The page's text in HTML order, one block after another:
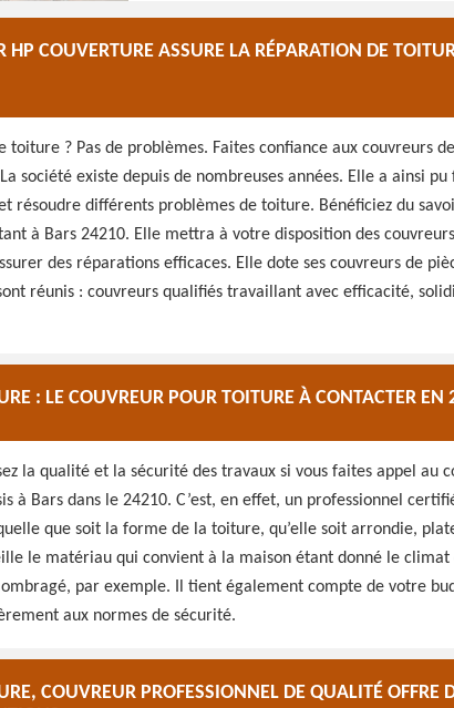
HP COUVERTURE ASSURE LA RÉPARATION DE
toiture ? Pas de problèmes. Faites confiance aux couvreurs
société existe depuis de nombreuses années. Elle a ainsi
résoudre différents problèmes de toiture. Bénéficiez du
à Bars 24210. Elle mettra à votre disposition des
des réparations efficaces. Elle dote ses couvreurs de
réunis : couvreurs qualifiés travaillant avec efficacité,
: LE COUVREUR POUR TOITURE À CONTACTER EN
la qualité et la sécurité des travaux si vous faites appel au
à Bars dans le 24210. C’est, en effet, un professionnel
que soit la forme de la toiture, qu’elle soit arrondie,
le matériau qui convient à la maison étant donné le
par exemple. Il tient également compte de votre
aux normes de sécurité.
COUVREUR PROFESSIONNEL DE QUALITÉ OFFRE